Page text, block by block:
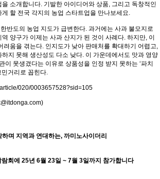
소개합니다. 기발한 아이디어와 상품, 그리고 독창적인
할 전국 각지의 농업 스타트업을 만나보세요.
반도의 농업 지도가 급변한다. 과거에는 사과 불모지로
양구가 이제는 사과 산지가 된 것이 사례다. 하지만, 이
려움을 겪는다. 인지도가 낮아 판매처를 확대하기 어렵고,
지 못해 생산성도 다소 낮다. 이 가운데에서도 맛과 영양
이 못생겼다는 이유로 상품성을 인정 받지 못하는 ‘파치
민거리로 꼽힌다.
020/0003657528?sid=105
)
며 지역과 연대하는, 까미노사이더리
회에 25년 6월 23일 ~ 7월 3일까지 참가합니다